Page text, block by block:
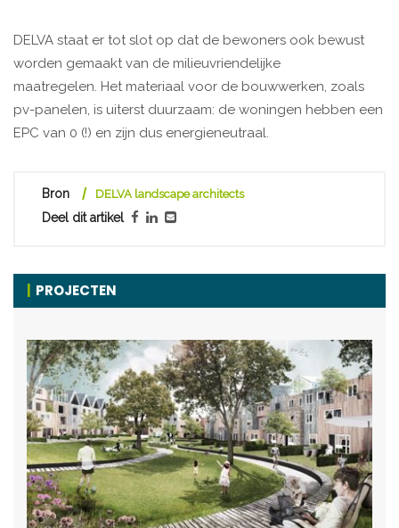
DELVA staat er tot slot op dat de bewoners ook bewust
worden gemaakt van de milieuvriendelijke
maatregelen. Het materiaal voor de bouwwerken, zoals
pv-panelen, is uiterst duurzaam: de woningen hebben een
EPC van 0 (!) en zijn dus energieneutraal.
Bron DELVA landscape architects
Deel dit artikel
PROJECTEN